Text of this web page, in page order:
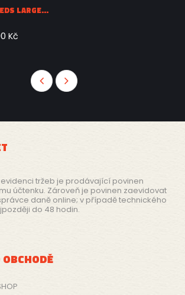
LARGE...
Kč
tržeb je prodávající povinen
účtenku. Zároveň je povinen zaevidovat
daně online; v případě technického
do 48 hodin.